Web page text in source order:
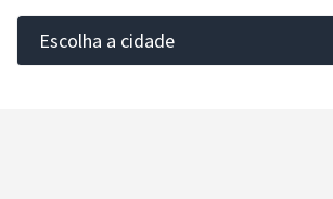
Escolha a cidade